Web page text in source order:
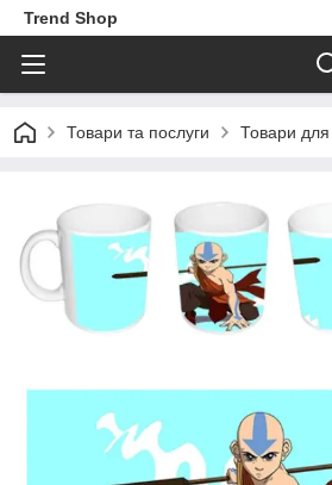
Trend Shop
Товари та послуги Товари